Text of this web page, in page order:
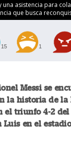
una asistencia para
que busca
15 1
Messi se
la historia de la
el triunfo 4-2
Luis en el